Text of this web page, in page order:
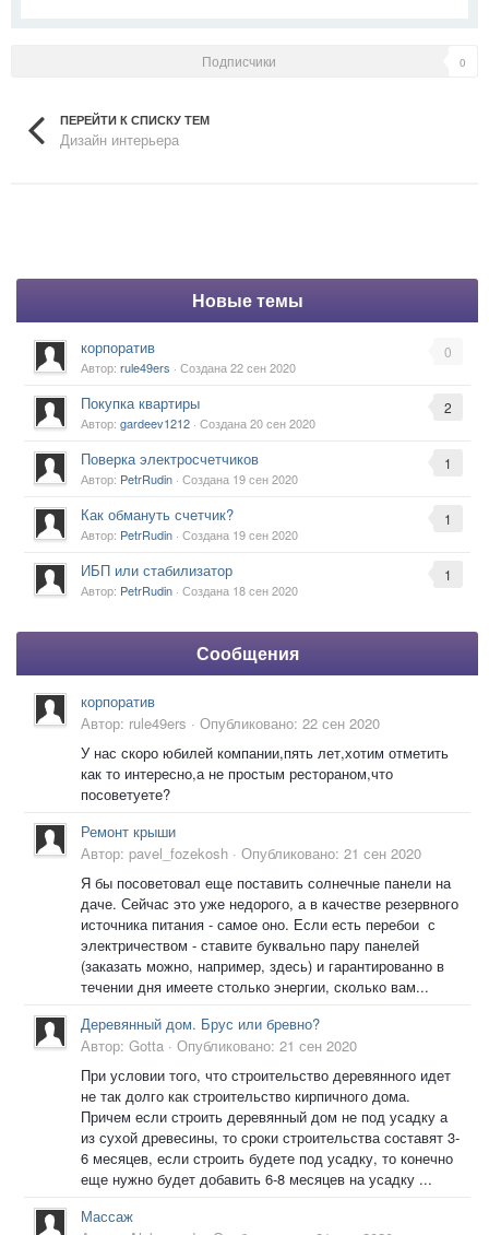
Подписчики 0
ПЕРЕЙТИ К СПИСКУ ТЕМ
Дизайн интерьера
Новые темы
0
корпоратив
Автор: rule49ers · Создана22 сен 2020
2
Покупка квартиры
Автор: gardeev1212 · Создана20 сен 2020
1
Поверка электросчетчиков
Автор: PetrRudin · Создана 19 сен 2020
1
Как обмануть счетчик?
Автор: PetrRudin · Создана 19 сен 2020
1
ИБП или стабилизатор
Автор: PetrRudin · Создана 18 сен 2020
Сообщения
корпоратив
Автор: rule49ers · Опубликовано: 22 сен 2020
У нас скоро юбилей компании,пять лет,хотим отметить
как то интересно,а не простым рестораном,что
посоветуете?
Ремонт крыши
Автор: pavel_fozekosh · Опубликовано: 21 сен 2020
Я бы посоветовал еще поставить солнечные панели на
даче. Сейчас это уже недорого, а в качестве резервного
источника питания - самое оно. Если есть перебои с
электричеством - ставите буквально пару панелей
(заказать можно, например, здесь) и гарантированно в
течении дня имеете столько энергии, сколько вам...
Деревянный дом. Брус или бревно?
Автор: Gotta · Опубликовано: 21 сен 2020
При условии того, что строительство деревянного идет
не так долго как строительство кирпичного дома.
Причем если строить деревянный дом не под усадку а
из сухой древесины, то сроки строительства составят 3-
6 месяцев, если строить будете под усадку, то конечно
еще нужно будет добавить 6-8 месяцев на усадку ...
Массаж